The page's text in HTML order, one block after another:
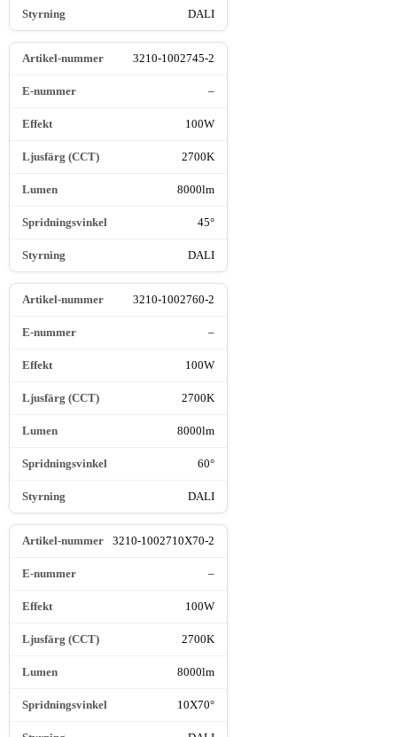
DALI
3210-1002745-2
–
100W
2700K
8000lm
45°
DALI
3210-1002760-2
–
100W
2700K
8000lm
60°
DALI
3210-1002710X70-2
–
100W
2700K
8000lm
10X70°